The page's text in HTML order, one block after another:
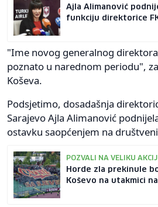
Ajla Alimanović
funkciju direktorice
"Ime novog generalnog
poznato u narednom periodu",
Koševa.
Podsjetimo, dosadašnja
Sarajevo Ajla Alimanović
ostavku saopćenjem na
POZVALI NA VELIKU
Horde zla prekinule
Koševo na utakmici